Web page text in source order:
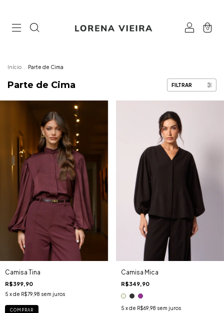
0
Início Parte de Cima
Parte de Cima FILTRAR
Camisa Tina
R$399,90
5 x de R$79,98 sem juros
COMPRAR
Camisa Mica
R$349,90
5 x de R$69,98 sem juros